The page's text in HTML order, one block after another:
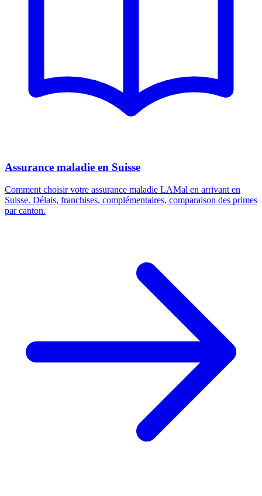
Assurance maladie en Suisse
Comment choisir votre assurance maladie LAMal en arrivant en
Suisse. Délais, franchises, complémentaires, comparaison des primes
par canton.